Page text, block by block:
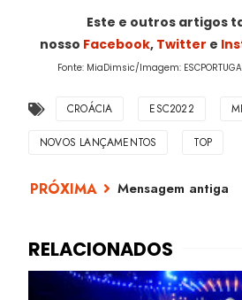
Este e outros artigos
nosso Facebook, Twitter e
Fonte: MiaDimsic/Imagem:
CROÁCIA ESC2022
NOVOS LANÇAMENTOS TOP
Mensagem antiga